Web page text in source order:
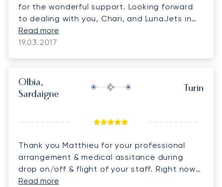
for the wonderful support. Looking forward
to dealing with you, Chari, and LunaJets in
future. Sincere regards,
Read more
19.03.2017
Olbia,
Sardaigne
Turin
Thank you Matthieu for your professional
arrangement & medical assitance during
drop on/off & flight of your staff. Right now
my mother-in-law is having dinner in front of
Read more